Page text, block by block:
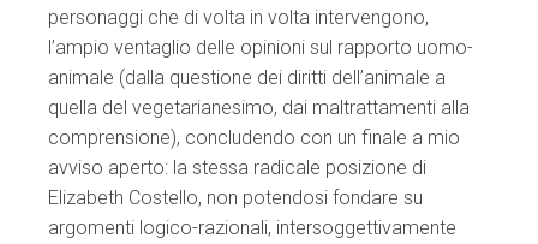
personaggi che di volta in volta intervengono,
l’ampio ventaglio delle opinioni sul rapporto uomo-
animale (dalla questione dei diritti dell’animale a
quella del vegetarianesimo, dai maltrattamenti alla
comprensione), concludendo con un finale a mio
avviso aperto: la stessa radicale posizione di
Elizabeth Costello, non potendosi fondare su
argomenti logico-razionali, intersoggettivamente